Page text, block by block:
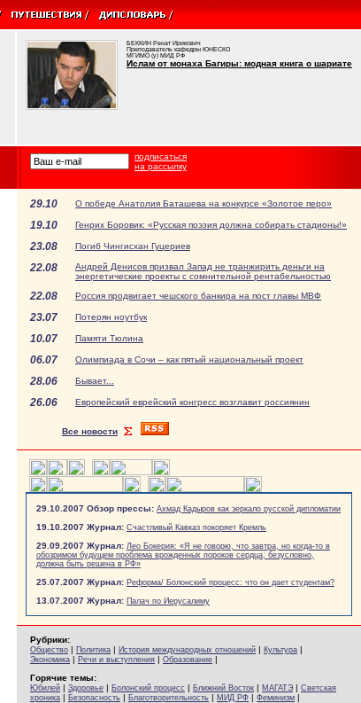
БЕККИН Ренат Ирикович
Преподаватель кафедры ЮНЕСКО
МГИМО (у) МИД РФ
Ислам от монаха Багиры: модная книга о шариате
подписаться
на рассылку
29.10 О победе Анатолия Баташева на конкурсе «Золотое перо»
19.10 Генрих Боровик: «Русская поэзия должна собирать стадионы!»
23.08 Погиб Чингисхан Гуцериев
22.08
Андрей Денисов призвал Запад не транжирить деньги на
энергетические проекты с сомнительной рентабельностью
22.08 Россия продвигает чешского банкира на пост главы МВФ
23.07 Потерян ноутбук
10.07 Памяти Тюлина
06.07 Олимпиада в Сочи – как пятый национальный проект
28.06 Бывает...
26.06 Европейский еврейский конгресс возглавит россиянин
Все новости
29.10.2007 Обзор прессы: Ахмад Кадыров как зеркало русской дипломатии
19.10.2007 Журнал: Счастливый Кавказ покоряет Кремль
29.09.2007 Журнал: Лео Бокерия: «Я не говорю, что завтра, но когда-то в
обозримом будущем проблема врожденных пороков сердца, безусловно,
должна быть решена в РФ»
25.07.2007 Журнал: Реформа/ Болонский процесс: что он дает студентам?
13.07.2007 Журнал: Палач по Иерусалиму
Рубрики:
Общество | Политика | История международных отношений | Культура |
Экономика | Речи и выступления | Образование |
Горячие темы:
Юбилей | Здоровье | Болонский процесс | Ближний Восток | МАГАТЭ | Светская
хроника | Безопасность | Благотворительность | МИД РФ | Феминизм |